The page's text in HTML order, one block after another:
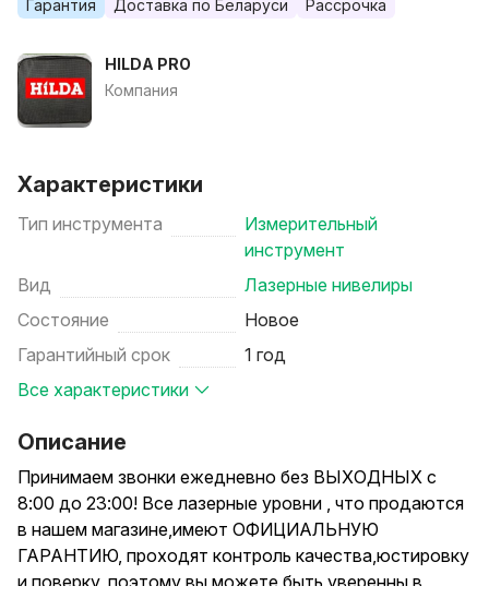
Гарантия
Доставка по Беларуси Рассрочка
HILDA PRO
Компания
Характеристики
Тип инструмента
Измерительный
инструмент
Вид
Лазерные нивелиры
Состояние
Новое
Гарантийный срок
1 год
Все характеристики
Описание
Принимаем звонки ежедневно без ВЫХОДНЫХ с
8:00 до 23:00! Все лазерные уровни , что продаются
в нашем магазине,имеют ОФИЦИАЛЬНУЮ
ГАРАНТИЮ, проходят контроль качества,юстировку
и поверку, поэтому вы можете быть уверенны в